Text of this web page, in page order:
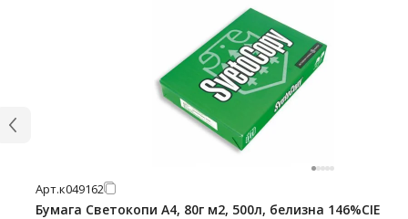
Арт.к049162
Бумага Светокопи А4, 80г м2, 500л, белизна 146%CIE